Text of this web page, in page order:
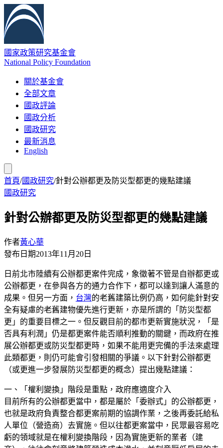
國家政策研究基金會
National Policy Foundation
關於基金會
全部文章
國政評論
國政分析
國政研究
最新消息
English
首頁/國政研究/針對公辦都更及防災型都更的幾點建議
國政研究
針對公辦都更及防災型都更的幾點建議
作者黃心華
發布日期2013年11月20日
日前北市陸續有公辦都更案件完成，象徵著不管是自辦都更或
公辦都更，在參與各方的通力合作下，都可以達到讓人滿意的
成果。但另一方面， 台灣的老舊建築比例仍高，如何能針對安
全有疑慮的老舊建物優先進行更新，亦是所謂的「防災型都
更」的重要目標之一。但反觀目前的都市更新實施狀況，「是
否具有利潤」仍是都更案件能否順利推動的關鍵，而政府在推
展公辦都更或防災型都更時，如果不能用更完備的手法來處理
此類都更，則仍可能會引發相關的爭議。以下針對公辦都更
（或更進一步發展防災型都更的概念）提出幾點建議：
一、「權利變換」階段是重點，政府應適度介入
目前所有的公辦都更當中，都是屬於「委辦式」的公辦都更，
也就是政府負責整合都更案前期的協調作業，之後再委託給私
人單位（營造商）去實施。但以往都更案當中，民眾最容易吃
虧的領域就是在權利變換階段，因為實施更新的業者（建